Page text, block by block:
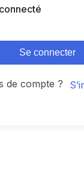
Se connecter
de compte ?